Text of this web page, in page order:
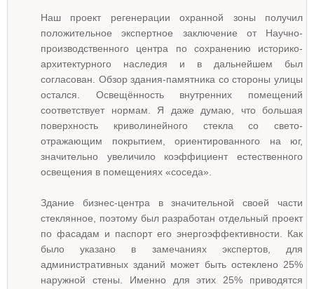
Наш проект регенерации охранной зоны получил
положительное экспертное заключение от Научно-
производственного центра по сохранению историко-
архитектурного наследия и в дальнейшем был
согласован. Обзор здания-памятника со стороны улицы
остался. Освещённость внутренних помещений
соответствует нормам. Я даже думаю, что большая
поверхность криволинейного стекла со свето-
отражающим покрытием, ориентированного на юг,
значительно увеличило коэффициент естественного
освещения в помещениях «соседа».
Здание бизнес-центра в значительной своей части
стеклянное, поэтому был разработан отдельный проект
по фасадам и паспорт его энергоэффективности. Как
было указано в замечаниях экспертов, для
административных зданий может быть остеклено 25%
наружной стены. Именно для этих 25% приводятся